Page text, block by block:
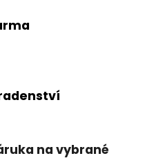
c
í
k
p
n
í
na vybrané